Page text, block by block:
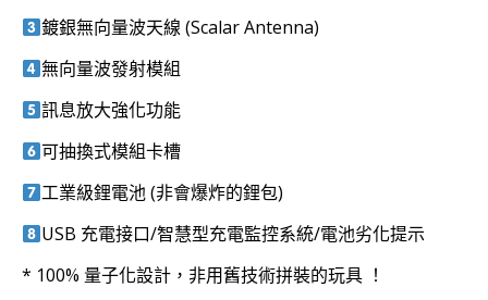
鍍銀無向量波天線 (Scalar Antenna)
無向量波發射模組
訊息放大強化功能
可抽換式模組卡槽
工業級鋰電池 (非會爆炸的鋰包)
USB 充電接口/智慧型充電監控系統/電池劣化提示
* 100% 量子化設計，非用舊技術拼裝的玩具 ！